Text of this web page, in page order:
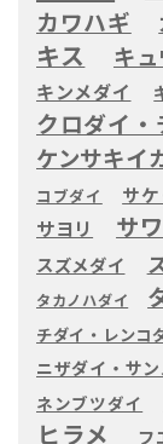
カワハギ
キス キ
キンメダイ
クロダイ・
ケンサキイ
コブダイ サ
サヨリ サ
スズメダイ
タカノハダイ
チダイ・レンコ
ニザダイ・サ
ネンブツダイ
ヒラメ フ